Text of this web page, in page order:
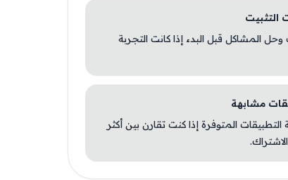
وحل المشاكل قبل البدء إذا كانت التجربة
المتوفرة إذا كنت تقارن بين أكثر